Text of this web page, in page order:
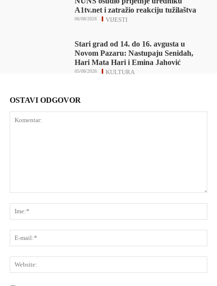
A1tv.net i zatražio reakciju tužilaštva
VIJESTI
06/08/2026
Stari grad od 14. do 16. avgusta u
Novom Pazaru: Nastupaju Senidah,
Hari Mata Hari i Emina Jahović
KULTURA
05/08/2026
OSTAVI ODGOVOR